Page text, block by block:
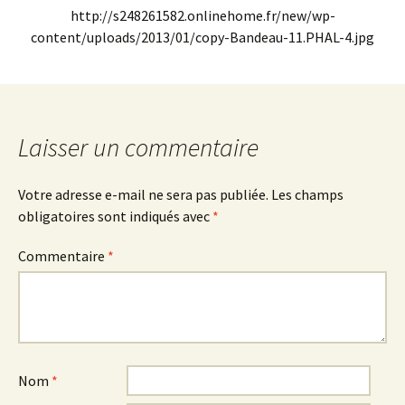
http://s248261582.onlinehome.fr/new/wp-
content/uploads/2013/01/copy-Bandeau-11.PHAL-4.jpg
Laisser un commentaire
Votre adresse e-mail ne sera pas publiée. Les champs
obligatoires sont indiqués avec *
Commentaire *
Nom *